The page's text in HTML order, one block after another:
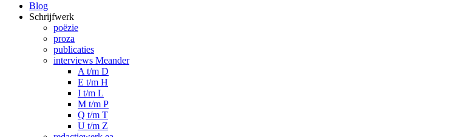
Blog
Schrijfwerk
poëzie
proza
publicaties
interviews Meander
A t/m D
E t/m H
I t/m L
M t/m P
Q t/m T
U t/m Z